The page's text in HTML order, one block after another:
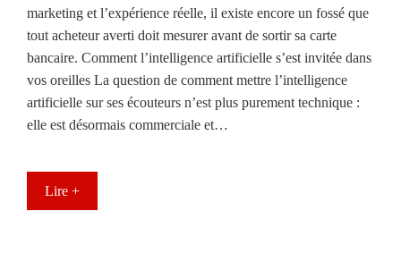
marketing et l’expérience réelle, il existe encore un fossé que
tout acheteur averti doit mesurer avant de sortir sa carte
bancaire. Comment l’intelligence artificielle s’est invitée dans
vos oreilles La question de comment mettre l’intelligence
artificielle sur ses écouteurs n’est plus purement technique :
elle est désormais commerciale et…
Lire +